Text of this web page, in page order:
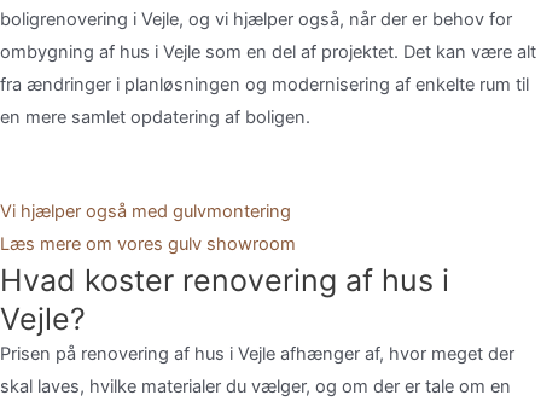
boligrenovering i Vejle, og vi hjælper også, når der er behov for
ombygning af hus i Vejle som en del af projektet. Det kan være alt
fra ændringer i planløsningen og modernisering af enkelte rum til
en mere samlet opdatering af boligen.
Vi hjælper også med gulvmontering
Læs mere om vores gulv showroom
Hvad koster renovering af hus i
Vejle?
Prisen på renovering af hus i Vejle afhænger af, hvor meget der
skal laves, hvilke materialer du vælger, og om der er tale om en